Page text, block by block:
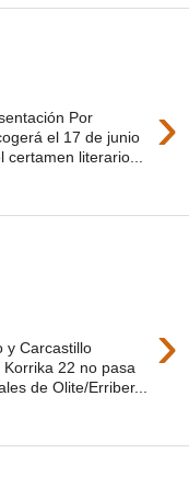
›
Por
el 17 de junio
literario...
›
y Carcastillo
22 no pasa
de Olite/Erriber...